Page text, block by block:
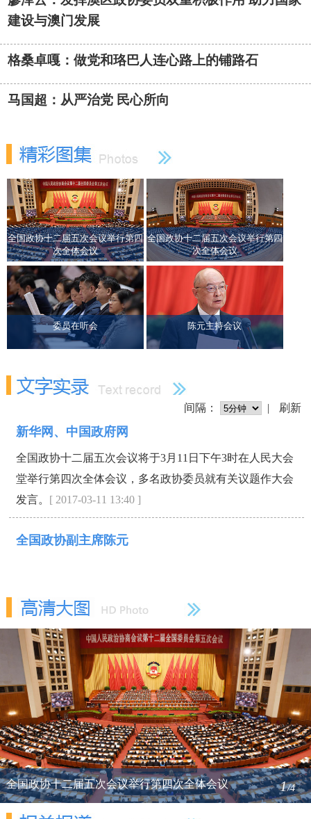
建设与澳门发展
格桑卓嘎：做党和珞巴人连心路上的铺路石
马国超：从严治党 民心所向
全国政协十二届五次会议举行第四
次全体会议
全国政协十二届五次会议举行第四
次全体会议
委员在听会 陈元主持会议
间隔： | 刷新
全国政协十二届五次会议举行第四次全体会议 1/4